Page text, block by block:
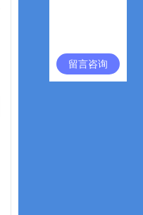
留言咨询